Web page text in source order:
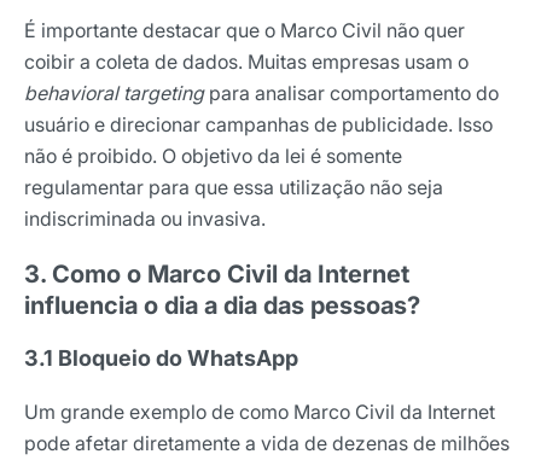
É importante destacar que o Marco Civil não quer
coibir a coleta de dados. Muitas empresas usam o
behavioral targeting para analisar comportamento do
usuário e direcionar campanhas de publicidade. Isso
não é proibido. O objetivo da lei é somente
regulamentar para que essa utilização não seja
indiscriminada ou invasiva.
3. Como o Marco Civil da Internet
influencia o dia a dia das pessoas?
3.1 Bloqueio do WhatsApp
Um grande exemplo de como Marco Civil da Internet
pode afetar diretamente a vida de dezenas de milhões